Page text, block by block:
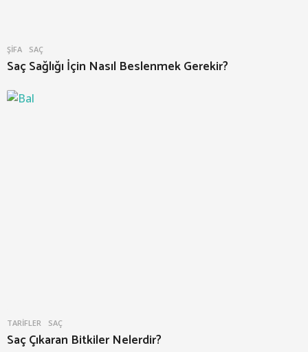
ŞIFA SAÇ
Saç Sağlığı İçin Nasıl Beslenmek Gerekir?
TARIFLER SAÇ
Saç Çıkaran Bitkiler Nelerdir?